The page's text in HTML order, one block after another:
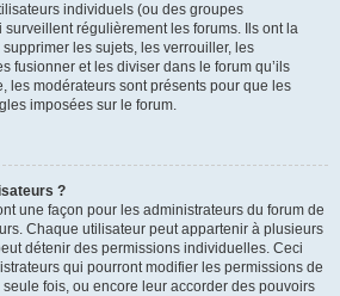
individuels (ou des groupes
surveillent régulièrement les forums. Ils ont la
les sujets, les verrouiller, les
fusionner et les diviser dans le forum qu’ils
les modérateurs sont présents pour que les
imposées sur le forum.
?
une façon pour les administrateurs du forum de
Chaque utilisateur peut appartenir à plusieurs
détenir des permissions individuelles. Ceci
qui pourront modifier les permissions de
fois, ou encore leur accorder des pouvoirs